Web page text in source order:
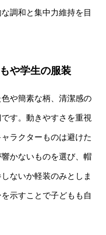
調和と集中力維持を目
や学生の服装
や簡素な柄、清潔感の
す。動きやすさを重視
ラクターものは避けた
かないものを選び、帽
ないか軽装のみとしま
示すことで子どもも自